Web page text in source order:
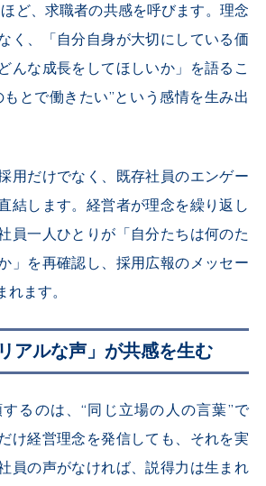
ど、求職者の共感を呼びます。理念
く、「自分自身が大切にしている価
んな成長をしてほしいか」を語るこ
とで働きたい”という感情を生み出
用だけでなく、既存社員のエンゲー
結します。経営者が理念を繰り返し
員一人ひとりが「自分たちは何のた
」を再確認し、採用広報のメッセー
ます。
アルな声」が共感を生む
るのは、“同じ立場の人の言葉”で
け経営理念を発信しても、それを実
員の声がなければ、説得力は生まれ